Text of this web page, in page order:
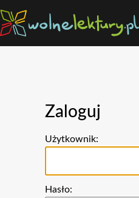
Zaloguj
Użytkownik:
Hasło: